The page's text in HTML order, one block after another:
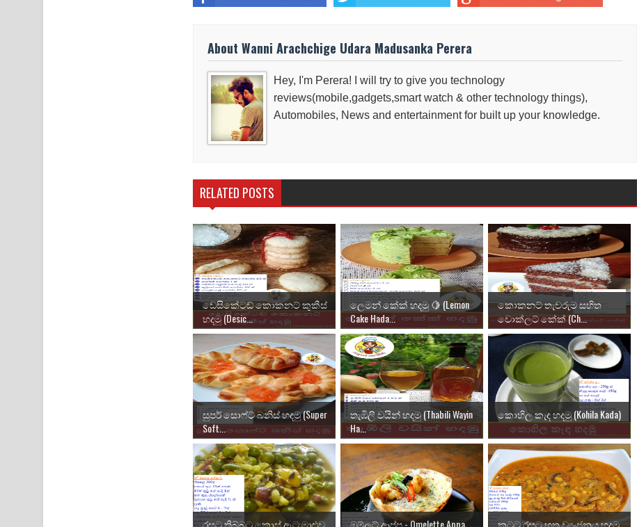
About Wanni Arachchige Udara Madusanka Perera
Hey, I'm Perera! I will try to give you technology
reviews(mobile,gadgets,smart watch & other technology things),
Automobiles, News and entertainment for built up your knowledge.
RELATED POSTS
ඩෙසිකේටඩ් කොකනට් කුකීස්
හදමු (Desic...
ලෙමන් කේක් හදමු 🍋 (Lemon
Cake Hada...
කොකනට් තැවරුම සහිත
චොක්ලට් කේක් (Ch...
සුපර් සොෆ්ට් බනිස් හදමු (Super
Soft...
තැඹිලි වයින් හදමු (Thabili Wayin
Ha...
කොහිල කැඳ හදමු (Kohila Kada)
රසට තිබ්බටු කොස් ඇට මාළුව ඔම්ලට් ආප්ප - Omelette Appa කටට රසට හතු ව්‍යංජනය හදමු